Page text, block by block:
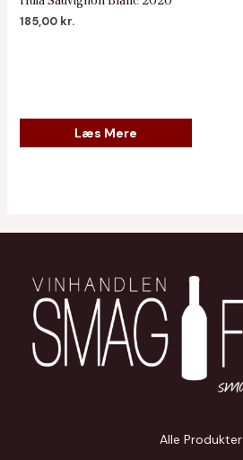
185,00 kr.
Læs Mere
Alle Produkter